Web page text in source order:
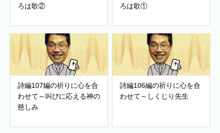
ろは歌②
ろは歌①
詩編107編の祈りに心を合
わせて～叫びに応える神の
慈しみ
詩編106編の祈りに心を合
わせて～しくじり先生